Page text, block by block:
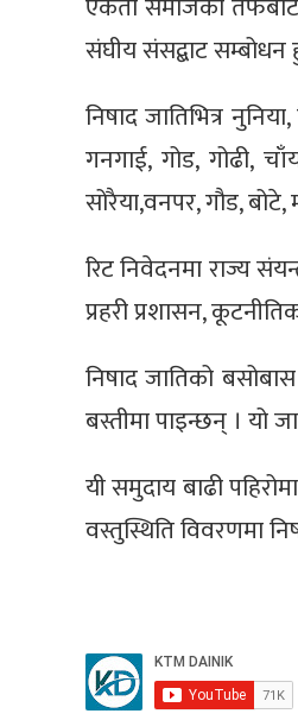
संघीय संसद्बाट
निषाद जातिभित्र
गनगाई, गोड, गोढी,
सोरैया,वनपर, गौड, बोटे,
रिट निवेदनमा राज्य
प्रहरी प्रशासन,
निषाद जातिको
बस्तीमा पाइन्छन् । यो
यी समुदाय बाढी
वस्तुस्थिति विवरणमा